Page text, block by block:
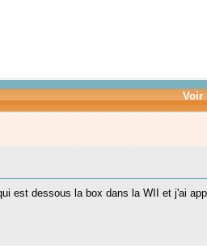
Voir
est dessous la box dans la WII et j'ai